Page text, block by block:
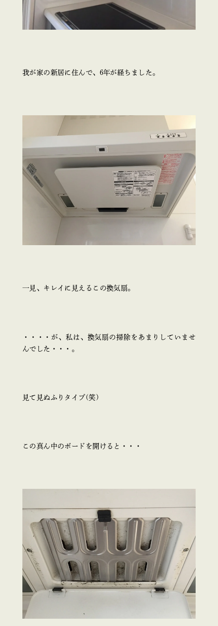
我が家の新居に住んで、6年が経ちました。
一見、キレイに見えるこの換気扇。
・・・・が、私は、換気扇の掃除をあまりしていませ
んでした・・・。
見て見ぬふりタイプ(笑)
この真ん中のボードを開けると・・・